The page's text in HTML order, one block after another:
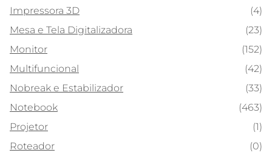
Impressora 3D
(4)
Mesa e Tela Digitalizadora
(23)
Monitor
(152)
Multifuncional
(42)
Nobreak e Estabilizador
(33)
Notebook
(463)
Projetor
(1)
Roteador
(0)